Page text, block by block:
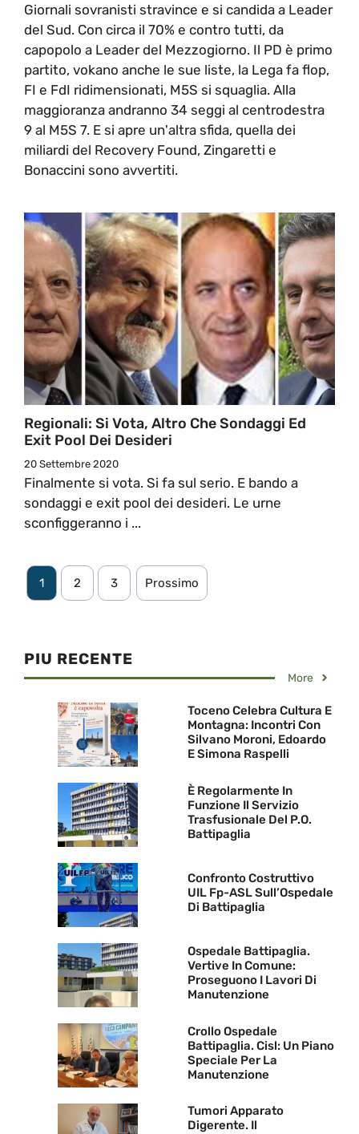
Giornali sovranisti stravince e si candida a Leader
del Sud. Con circa il 70% e contro tutti, da
capopolo a Leader del Mezzogiorno. Il PD è primo
partito, vokano anche le sue liste, la Lega fa flop,
FI e FdI ridimensionati, M5S si squaglia. Alla
maggioranza andranno 34 seggi al centrodestra
9 al M5S 7. E si apre un'altra sfida, quella dei
miliardi del Recovery Found, Zingaretti e
Bonaccini sono avvertiti.
Regionali: Si Vota, Altro Che Sondaggi Ed
Exit Pool Dei Desideri
20 Settembre 2020
Finalmente si vota. Si fa sul serio. E bando a
sondaggi e exit pool dei desideri. Le urne
sconfiggeranno i ...
1 2 3 Prossimo
PIU RECENTE
More
Toceno Celebra Cultura E
Montagna: Incontri Con
Silvano Moroni, Edoardo
E Simona Raspelli
È Regolarmente In
Funzione Il Servizio
Trasfusionale Del P.O.
Battipaglia
Confronto Costruttivo
UIL Fp-ASL Sull’Ospedale
Di Battipaglia
Ospedale Battipaglia.
Vertive In Comune:
Proseguono I Lavori Di
Manutenzione
Crollo Ospedale
Battipaglia. Cisl: Un Piano
Speciale Per La
Manutenzione
Tumori Apparato
Digerente. Il